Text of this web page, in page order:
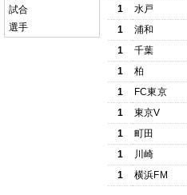
試合
選手
1
水戸
1
浦和
1
千葉
1
柏
1
FC東京
1
東京V
1
町田
1
川崎
1
横浜FM